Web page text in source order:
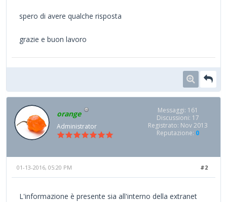
spero di avere qualche risposta
grazie e buon lavoro
orange
Administrator
Messaggi: 161
Discussioni: 17
Registrato: Nov 2013
Reputazione: 0
#2
01-13-2016, 05:20 PM
L'informazione è presente sia all'interno della extranet